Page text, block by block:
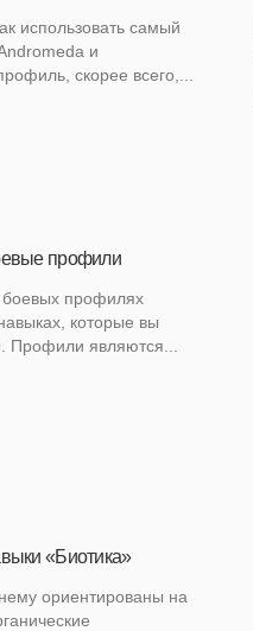
использовать самый
и
скорее всего,...
профили
боевых профилях
которые вы
Профили являются...
«Биотика»
ориентированы на